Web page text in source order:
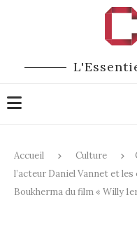
Accueil Culture
l’acteur Daniel Vannet et
Boukherma du film « Willy